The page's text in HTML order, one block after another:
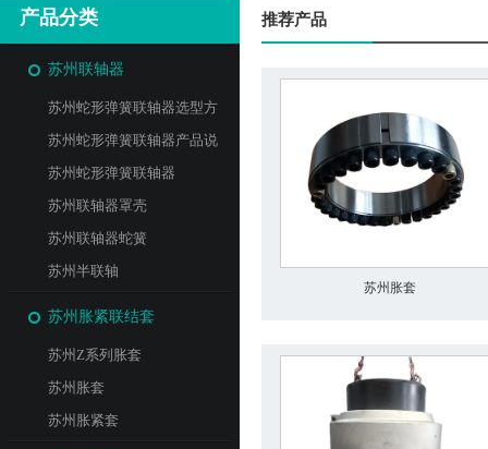
产品分类
苏州联轴器
苏州蛇形弹簧联轴器选型方
法与安装
苏州蛇形弹簧联轴器产品说
明
苏州蛇形弹簧联轴器
苏州联轴器罩壳
苏州联轴器蛇簧
苏州半联轴
苏州胀紧联结套
苏州Z系列胀套
苏州胀套
苏州胀紧套
推荐产品
苏州胀套